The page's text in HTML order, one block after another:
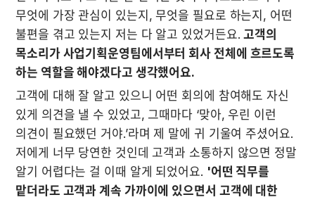
무엇에 가장 관심이 있는지, 무엇을 필요로 하는지, 어떤
불편을 겪고 있는지 저는 다 알고 있었거든요. 고객의
목소리가 사업기획운영팀에서부터 회사 전체에 흐르도록
하는 역할을 해야겠다고 생각했어요.
고객에 대해 잘 알고 있으니 어떤 회의에 참여해도 자신
있게 의견을 낼 수 있었고, 그때마다 ‘맞아, 우린 이런
의견이 필요했던 거야.’라며 제 말에 귀 기울여 주셨어요.
저에게 너무 당연한 것인데 고객과 소통하지 않으면 정말
알기 어렵다는 걸 이때 알게 되었어요. '어떤 직무를
맡더라도 고객과 계속 가까이에 있으면서 고객에 대한